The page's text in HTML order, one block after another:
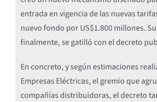
entrada en vigencia de las nuevas
nuevo fondo por US$1.800 millones.
finalmente, se gatilló con el decreto
En concreto, y según estimaciones
Empresas Eléctricas, el gremio que
compañías distribuidoras, el decreto